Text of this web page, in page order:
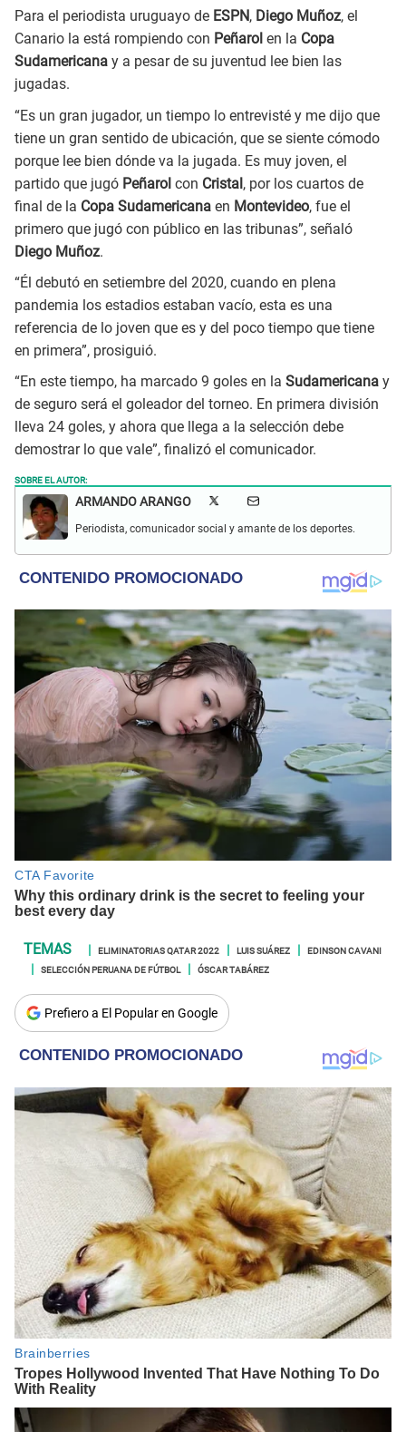
Para el periodista uruguayo de ESPN, Diego Muñoz, el
Canario la está rompiendo con Peñarol en la Copa
Sudamericana y a pesar de su juventud lee bien las
jugadas.
“Es un gran jugador, un tiempo lo entrevisté y me dijo que
tiene un gran sentido de ubicación, que se siente cómodo
porque lee bien dónde va la jugada. Es muy joven, el
partido que jugó Peñarol con Cristal, por los cuartos de
final de la Copa Sudamericana en Montevideo, fue el
primero que jugó con público en las tribunas”, señaló
Diego Muñoz.
“Él debutó en setiembre del 2020, cuando en plena
pandemia los estadios estaban vacío, esta es una
referencia de lo joven que es y del poco tiempo que tiene
en primera”, prosiguió.
“En este tiempo, ha marcado 9 goles en la Sudamericana y
de seguro será el goleador del torneo. En primera división
lleva 24 goles, y ahora que llega a la selección debe
demostrar lo que vale”, finalizó el comunicador.
SOBRE EL AUTOR:
ARMANDO ARANGO
Periodista, comunicador social y amante de los deportes.
ELIMINATORIAS QATAR 2022 LUIS SUÁREZ
EDINSON CAVANI
SELECCIÓN PERUANA DE FÚTBOL
ÓSCAR TABÁREZ
Prefiero a El Popular en Google